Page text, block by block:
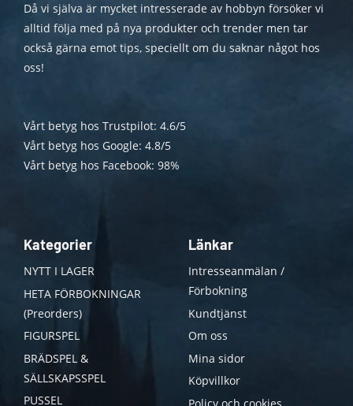
Då vi själva är mycket intresserade av hobbyn försöker vi
alltid följa med på nya produkter och trender men tar
också gärna emot tips, speciellt om du saknar något hos
oss!
Vårt betyg hos Trustpilot: 4.6/5
Vårt betyg hos Google: 4.8/5
Vårt betyg hos Facebook: 98%
Kategorier
NYTT I LAGER
HETA FÖRBOKNINGAR
(Preorders)
FIGURSPEL
BRÄDSPEL &
SÄLLSKAPSSPEL
PUSSEL
Länkar
Intresseanmälan /
Förbokning
Kundtjänst
Om oss
Mina sidor
Köpvillkor